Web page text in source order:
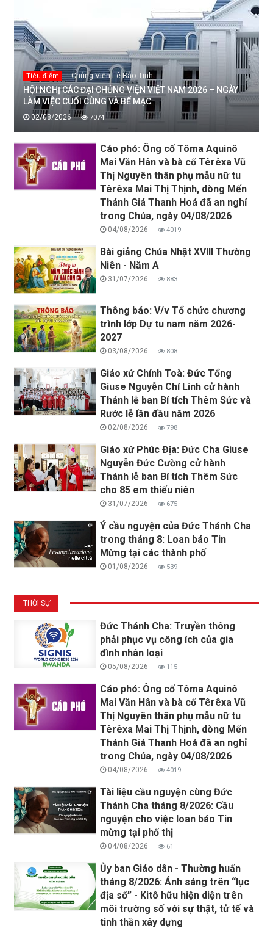
Tiêu điểm Chủng Viện Lê Bảo Tịnh
HỘI NGHỊ CÁC ĐẠI CHỦNG VIỆN VIỆT NAM 2026 – NGÀY
LÀM VIỆC CUỐI CÙNG VÀ BẾ MẠC
02/08/2026 7074
Cáo phó: Ông cố Tôma Aquinô
Mai Văn Hân và bà cố Têrêxa Vũ
Thị Nguyên thân phụ mẫu nữ tu
Têrêxa Mai Thị Thịnh, dòng Mến
Thánh Giá Thanh Hoá đã an nghỉ
trong Chúa, ngày 04/08/2026
04/08/2026 4019
Bài giảng Chúa Nhật XVIII Thường
Niên - Năm A
31/07/2026 883
Thông báo: V/v Tổ chức chương
trình lớp Dự tu nam năm 2026-
2027
03/08/2026 808
Giáo xứ Chính Toà: Đức Tổng
Giuse Nguyễn Chí Linh cử hành
Thánh lễ ban Bí tích Thêm Sức và
Rước lễ lần đầu năm 2026
02/08/2026 798
Giáo xứ Phúc Địa: Đức Cha Giuse
Nguyễn Đức Cường cử hành
Thánh lễ ban Bí tích Thêm Sức
cho 85 em thiếu niên
31/07/2026 675
Ý cầu nguyện của Đức Thánh Cha
trong tháng 8: Loan báo Tin
Mừng tại các thành phố
01/08/2026 539
THỜI SỰ
Đức Thánh Cha: Truyền thông
phải phục vụ công ích của gia
đình nhân loại
05/08/2026 115
Cáo phó: Ông cố Tôma Aquinô
Mai Văn Hân và bà cố Têrêxa Vũ
Thị Nguyên thân phụ mẫu nữ tu
Têrêxa Mai Thị Thịnh, dòng Mến
Thánh Giá Thanh Hoá đã an nghỉ
trong Chúa, ngày 04/08/2026
04/08/2026 4019
Tài liệu cầu nguyện cùng Đức
Thánh Cha tháng 8/2026: Cầu
nguyện cho việc loan báo Tin
mừng tại phố thị
04/08/2026 61
Ủy ban Giáo dân - Thường huấn
tháng 8/2026: Ánh sáng trên “lục
địa số” - Kitô hữu hiện diện trên
môi trường số với sự thật, tử tế và
tinh thần xây dựng